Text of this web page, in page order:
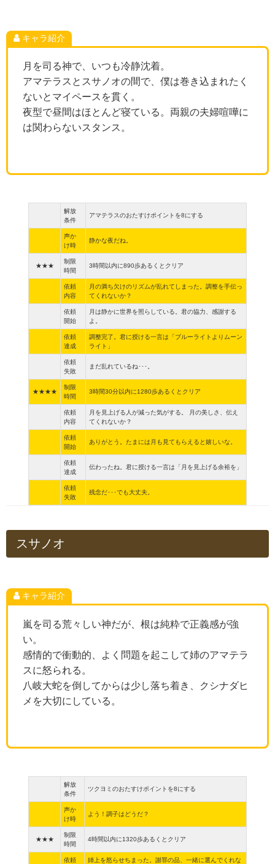
キャラ紹介
月を司る神で、いつも冷静沈着。
アマテラスとスサノオの間で、僕は巻き込まれたく
ないとマイペースを貫く。
夜型で昼間はほとんど寝ている。両親の夫婦喧嘩に
は関わらないスタンス。
解放
条件
アマテラスのおたすけポイントを8にする
声か
け時
静かな夜だね。
★★★
制限
時間
3時間以内に890歩あるくとクリア
依頼
内容
月の満ち欠けのリズムが乱れてしまった。調整を手伝っ
てくれないか？
依頼
開始
月は静かに世界を照らしている。君の協力、感謝する
よ。
依頼
達成
調整完了。君に授ける一言は「ブルーライトよりムーン
ライト」
依頼
失敗
まだ乱れているね･･･。
★★★★
制限
時間
3時間30分以内に1280歩あるくとクリア
依頼
内容
月を見上げる人が減った気がする。 月の美しさ、伝え
てくれないか？
依頼
開始
ありがとう。たまには月も見てもらえると嬉しいな。
依頼
達成
伝わったね。君に授ける一言は「月を見上げる余裕を」
依頼
失敗
残念だ･･･でも大丈夫。
スサノオ
キャラ紹介
嵐を司る荒々しい神だが、根は純粋で正義感が強
い。
感情的で衝動的、よく問題を起こして姉のアマテラ
スに怒られる。
八岐大蛇を倒してからは少し落ち着き、クシナダヒ
メを大切にしている。
解放
条件
ツクヨミのおたすけポイントを8にする
声か
け時
よう！調子はどうだ？
★★★
制限
時間
4時間以内に1320歩あるくとクリア
依頼
姉上を怒らせちまった。謝罪の品、一緒に選んでくれな